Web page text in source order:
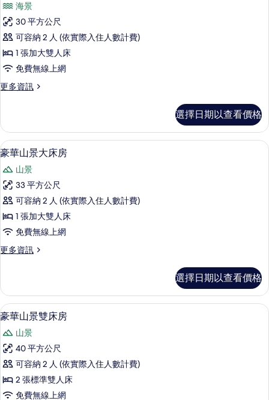
的
所
有
相
片
景
家
庭
房
的
詳
情
豪
華
海
景
床
的
所
有
相
片
海景
30 平方公尺
可容納 2 人 (依實際入住人數計費)
1 張加大雙人床
免費無線上網
更多資訊
更
海
景
大
房
的
詳
情
選擇日期以查看價格
顯
示
豪
華
山
景
床
的
所
有
相
片
迷你吧、客房內保險箱、書桌、遮光
3
豪華山景大床房
山景
33 平方公尺
可容納 2 人 (依實際入住人數計費)
1 張加大雙人床
免費無線上網
更多資訊
更
山
景
大
房
的
詳
情
選擇日期以查看價格
顯
示
豪
華
山
景
豪華山景雙床房 | 迷你吧、客房內保
3
豪華山景雙床房
山景
40 平方公尺
可容納 2 人 (依實際入住人數計費)
2 張標準雙人床
免費無線上網